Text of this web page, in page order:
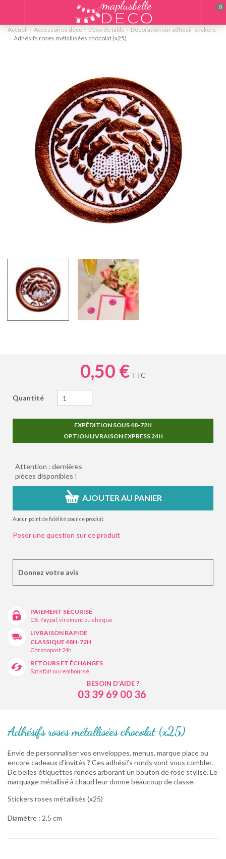
Accueil Accessoires déco Déco de table
Décoration sur adhésif-stickers
Adhésifs roses métallisées chocolat (x25)
0,50 € TTC
Quantité
EXPÉDITION SOUS 48-72H
OPTION LIVRAISON EXPRESS 24H
Attention : dernières
pièces disponibles !
AJOUTER AU PANIER
Aucun point de fidélité pour ce produit.
Poser une question sur ce produit
Donnez votre avis
PAIEMENT SÉCURISÉ
CB, Paypal, virement ou chèque
LIVRAISON RAPIDE
CLASSIQUE 48H-72H
Chronopost 24h
RETOURS ET ÉCHANGES
Satisfait ou remboursé
BESOIN D'AIDE ?
03 39 69 00 36
Adhésifs roses métallisées chocolat (x25)
Envie de personnaliser vos enveloppes, menus, marque place ou
encore cadeaux d'invités ? Ces adhésifs ronds vont vous combler.
De belles étiquettes rondes arborant un bouton de rose stylisé. Le
marquage métallisé à chaud leur donne beaucoup de classe.
Stickers roses métallisés (x25)
Diamètre : 2,5 cm
0